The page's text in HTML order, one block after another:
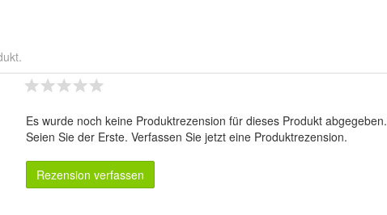
Es wurde noch keine Produktrezension für dieses Produkt abgegeben.
Seien Sie der Erste. Verfassen Sie jetzt eine Produktrezension.
Rezension verfassen